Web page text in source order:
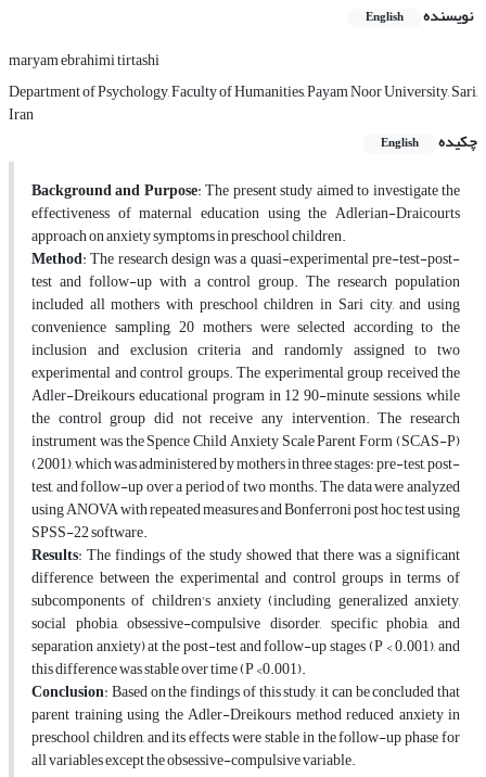
نویسنده English
maryam ebrahimi tirtashi
Department of Psychology, Faculty of Humanities, Payam Noor University, Sari,
Iran
چکیده
English
Background and Purpose: The present study aimed to investigate the
effectiveness of maternal education using the Adlerian-Draicourts
approach on anxiety symptoms in preschool children.
Method: The research design was a quasi-experimental pre-test-post-
test and follow-up with a control group. The research population
included all mothers with preschool children in Sari city, and using
convenience sampling, 20 mothers were selected according to the
inclusion and exclusion criteria and randomly assigned to two
experimental and control groups. The experimental group received the
Adler-Dreikours educational program in 12 90-minute sessions, while
the control group did not receive any intervention. The research
instrument was the Spence Child Anxiety Scale Parent Form (SCAS-P)
(2001), which was administered by mothers in three stages: pre-test, post-
test, and follow-up over a period of two months. The data were analyzed
using ANOVA with repeated measures and Bonferroni post hoc test using
SPSS-22 software.
Results: The findings of the study showed that there was a significant
difference between the experimental and control groups in terms of
subcomponents of children's anxiety (including generalized anxiety,
social phobia, obsessive-compulsive disorder, specific phobia, and
separation anxiety) at the post-test and follow-up stages (P < 0.001), and
this difference was stable over time (P <0.001).
Conclusion: Based on the findings of this study, it can be concluded that
parent training using the Adler-Dreikours method reduced anxiety in
preschool children, and its effects were stable in the follow-up phase for
all variables except the obsessive-compulsive variable.